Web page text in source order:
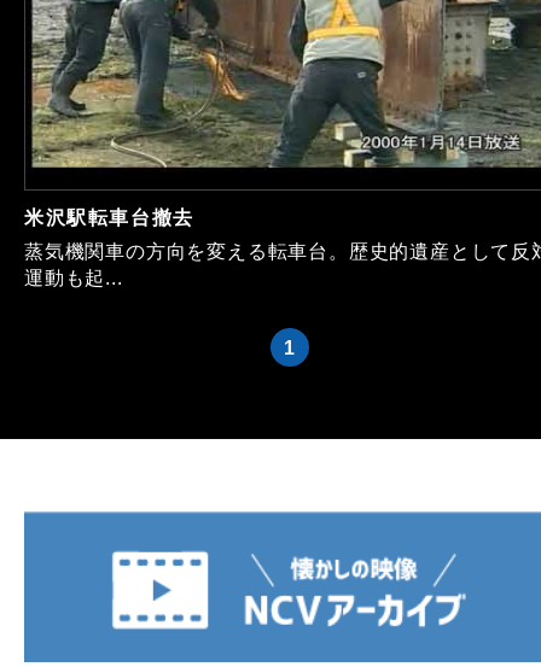
米沢駅転車台撤去
蒸気機関車の方向を変える転車台。歴史的遺産として反
運動も起...
1